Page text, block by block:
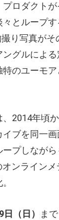
プロダクト
とループ
り写真が
ングルによ
特のユーモ
2014年頃
ブを同一
ープしなが
オンライン
日（日）
ま